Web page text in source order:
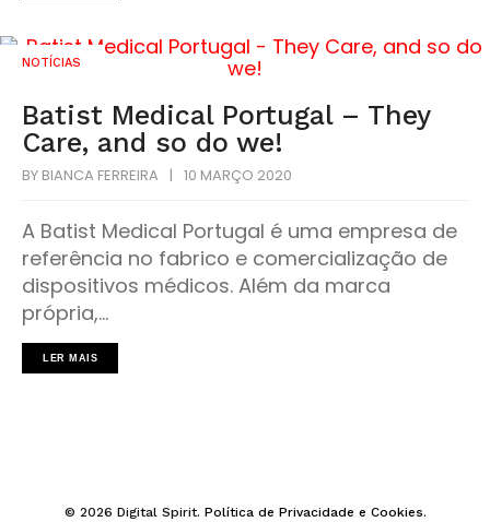
NOTÍCIAS
Batist Medical Portugal – They
Care, and so do we!
BY BIANCA FERREIRA | 10 MARÇO 2020
A Batist Medical Portugal é uma empresa de
referência no fabrico e comercialização de
dispositivos médicos. Além da marca
própria,...
LER MAIS
© 2026 Digital Spirit. Política de Privacidade e Cookies.